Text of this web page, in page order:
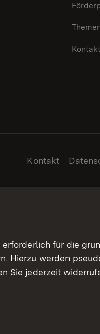
Kontakt
Kontakt
für die
Hierzu werden
Sie jederzeit